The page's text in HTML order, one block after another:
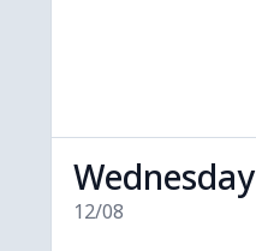
Wednesday
12/08